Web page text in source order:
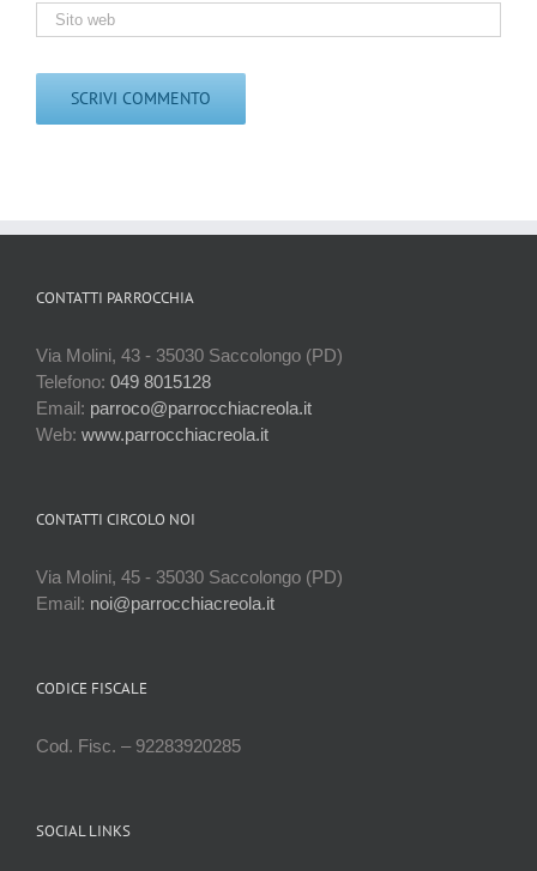
CONTATTI PARROCCHIA
Via Molini, 43 - 35030 Saccolongo (PD)
Telefono: 049 8015128
Email: parroco@parrocchiacreola.it
Web: www.parrocchiacreola.it
CONTATTI CIRCOLO NOI
Via Molini, 45 - 35030 Saccolongo (PD)
Email: noi@parrocchiacreola.it
CODICE FISCALE
Cod. Fisc. – 92283920285
SOCIAL LINKS